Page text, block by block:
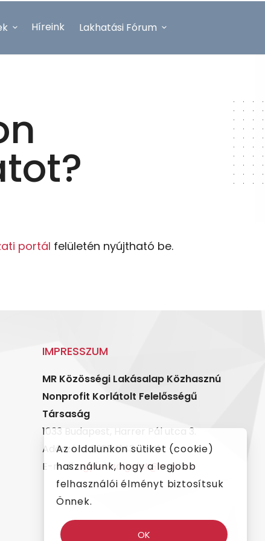
Híreink Lakhatási Fórum
portál felületén nyújtható be.
IMPRESSZUM
MR Közösségi Lakásalap Közhasznú
Nonprofit Korlátolt Felelősségű
Társaság
1033 Budapest, Harrer Pál utca 3.
Adószám: 29254143-2-41
E-mail:ugyfelszolgalat@mrkl.hu
Az oldalunkon sütiket (cookie)
használunk, hogy a legjobb
felhasználói élményt biztosítsuk
Önnek.
OK